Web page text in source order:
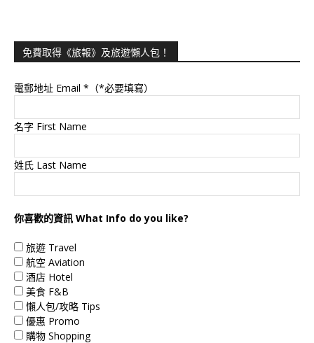
免費取得《旅報》及旅遊懶人包！
電郵地址 Email *（*必要填寫）
名字 First Name
姓氏 Last Name
你喜歡的資訊 What Info do you like?
旅遊 Travel
航空 Aviation
酒店 Hotel
美食 F&B
懶人包/攻略 Tips
優惠 Promo
購物 Shopping